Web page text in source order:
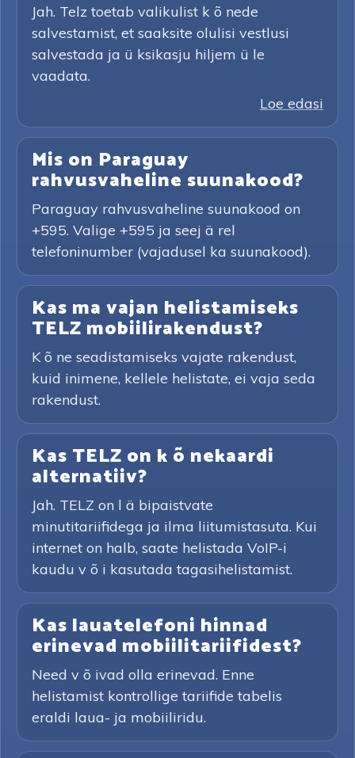
Jah. Telz toetab valikulist k õ nede
salvestamist, et saaksite olulisi vestlusi
salvestada ja ü ksikasju hiljem ü le
vaadata.
Loe edasi
Mis on Paraguay
rahvusvaheline suunakood?
Paraguay rahvusvaheline suunakood on
+595. Valige +595 ja seej ä rel
telefoninumber (vajadusel ka suunakood).
Kas ma vajan helistamiseks
TELZ mobiilirakendust?
K õ ne seadistamiseks vajate rakendust,
kuid inimene, kellele helistate, ei vaja seda
rakendust.
Kas TELZ on k õ nekaardi
alternatiiv?
Jah. TELZ on l ä bipaistvate
minutitariifidega ja ilma liitumistasuta. Kui
internet on halb, saate helistada VoIP-i
kaudu v õ i kasutada tagasihelistamist.
Kas lauatelefoni hinnad
erinevad mobiilitariifidest?
Need v õ ivad olla erinevad. Enne
helistamist kontrollige tariifide tabelis
eraldi laua- ja mobiiliridu.